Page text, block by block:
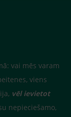
vai mēs varam
viens
vēl ievietot
nepieciešamo,